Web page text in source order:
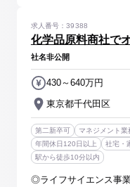
化学品原料商社で
求人番号：39388
社名非公開
東京都千代田区
430～640万円
第二新卒可 マネジメント業
年間休日120日以上
社宅・
駅から徒歩10分以内
◎ライフサイエンス事